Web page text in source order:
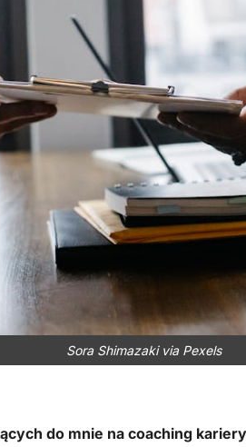
Sora Shimazaki via Pexels
do mnie na coaching